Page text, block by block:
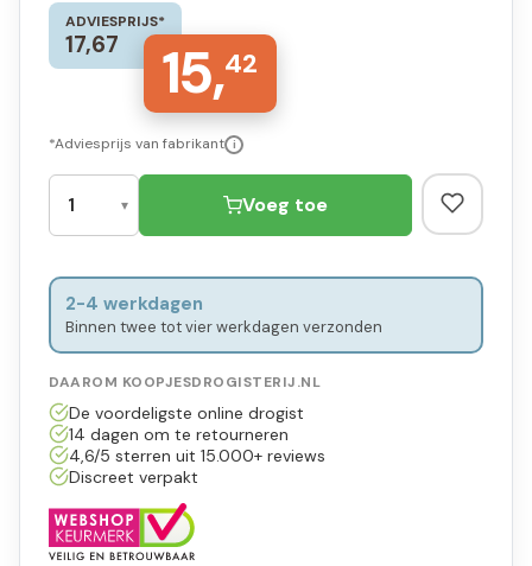
ADVIESPRIJS*
17,67 15,42
*Adviesprijs van fabrikant i
Voeg toe
2-4 werkdagen
Binnen twee tot vier werkdagen verzonden
DAAROM KOOPJESDROGISTERIJ.NL
De voordeligste online drogist
14 dagen om te retourneren
4,6/5 sterren uit 15.000+ reviews
Discreet verpakt